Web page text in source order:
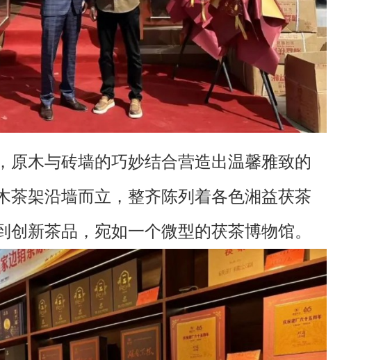
木与砖墙的巧妙结合营造出温馨雅致的
茶架沿墙而立，整齐陈列着各色湘益茯茶
创新茶品，宛如一个微型的茯茶博物馆。